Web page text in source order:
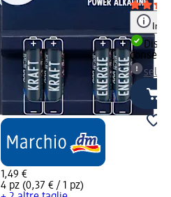
1,49 €
4 pz (0,37 € / 1 pz)